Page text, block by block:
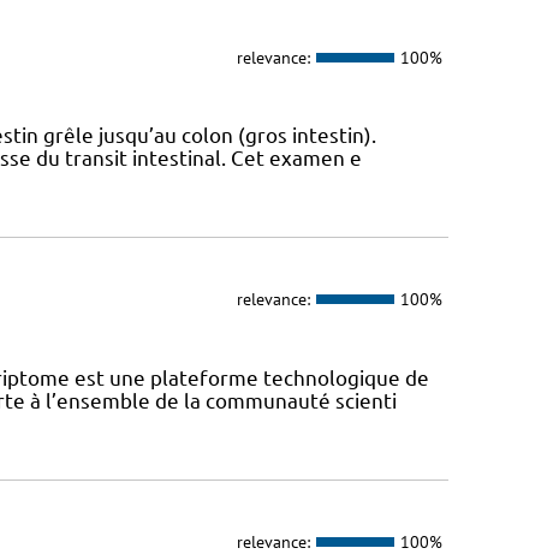
relevance: 100%
grêle jusqu’au colon (gros intestin).
du transit intestinal. Cet examen e
relevance: 100%
est une plateforme technologique de
à l’ensemble de la communauté scienti
relevance: 100%